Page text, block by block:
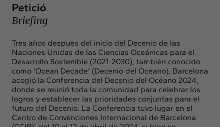
Actualidad
Intercambio
Contacto
info@intermedia.es +34 934 157 662
Petició
Briefing
Tres años después del inicio del Decenio de las
Naciones Unidas de las Ciencias Oceánicas para el
Desarrollo Sostenible (2021-2030), también conocido
como 'Ocean Decade' (Decenio del Océano), Barcelona
acogió la Conferencia del Decenio del Océano 2024,
donde se reunió toda la comunidad para celebrar los
logros y establecer las prioridades conjuntas para el
futuro del Decenio. La Conferencia tuvo lugar en el
Centro de Convenciones Internacional de Barcelona